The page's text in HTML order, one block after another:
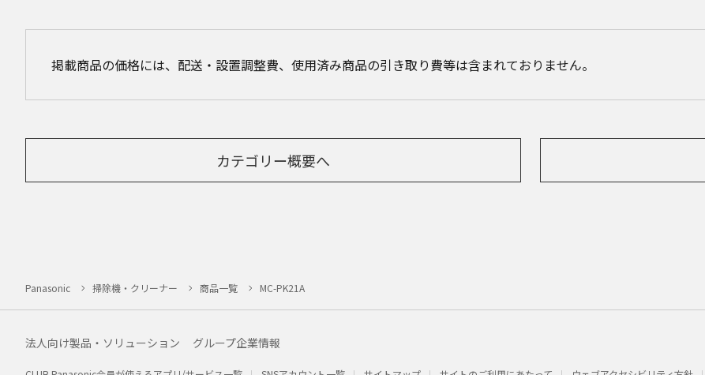
掲載商品の価格には、配送・設置調整費、使用済み商品の引き取り費等は含まれておりません。
カテゴリー概要へ
Panasonic 掃除機・クリーナー 商品一覧 MC-PK21A
法人向け製品・ソリューション グループ企業情報